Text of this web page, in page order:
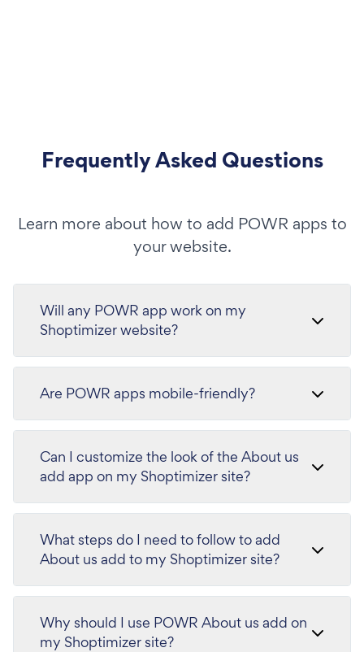
Frequently Asked Questions
Learn more about how to add POWR apps to
your website.
Will any POWR app work on my
Shoptimizer website?
Are POWR apps mobile-friendly?
Can I customize the look of the About us
add app on my Shoptimizer site?
What steps do I need to follow to add
About us add to my Shoptimizer site?
Why should I use POWR About us add on
my Shoptimizer site?